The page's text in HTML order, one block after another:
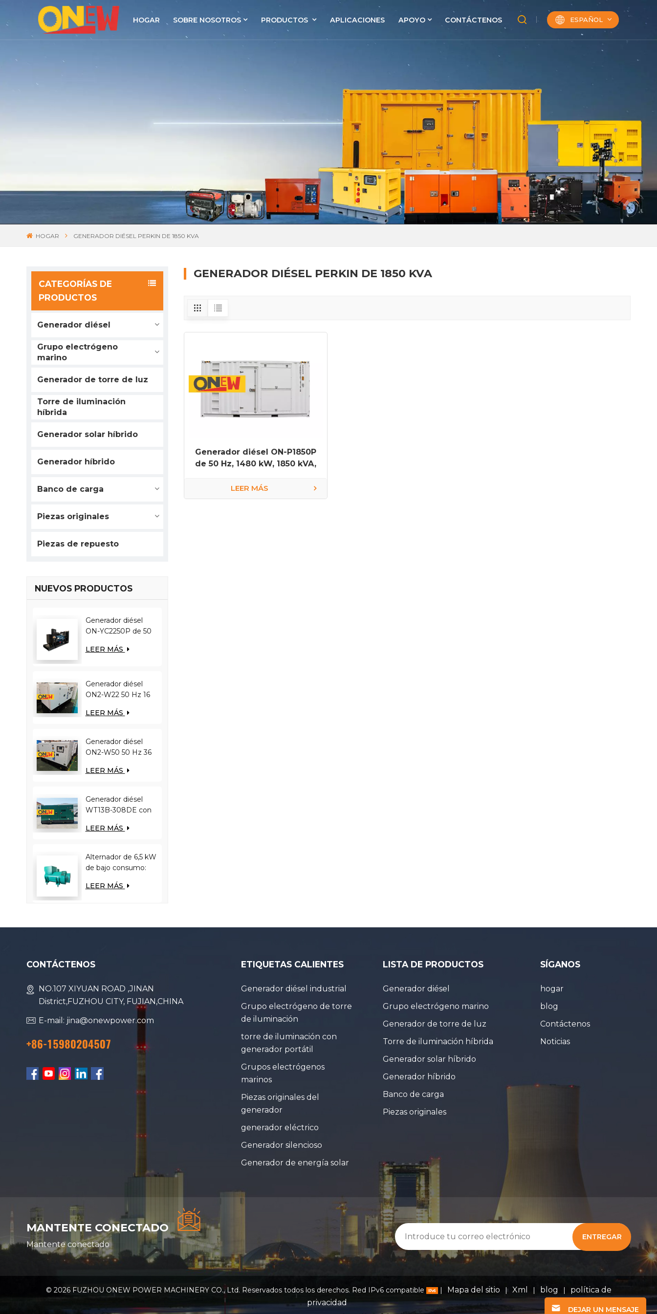
HOGAR SOBRE NOSOTROS PRODUCTOS APLICACIONES APOYO CONTÁCTENOS ESPAÑOL
HOGAR GENERADOR DIÉSEL PERKIN DE 1850 KVA
CATEGORÍAS DE
PRODUCTOS
Generador diésel
Grupo electrógeno
marino
Generador de torre de luz
Torre de iluminación
híbrida
Generador solar híbrido
Generador híbrido
Banco de carga
Piezas originales
Piezas de repuesto
NUEVOS PRODUCTOS
Generador diésel
ON-YC2250P de 50
kVA con motor
LEER MÁS
Generador diésel
ON2-W22 50 Hz 16
motor RICARDO
LEER MÁS
Generador diésel
ON2-W50 50 Hz 36
motor RICARDO
LEER MÁS
Generador diésel
WT13B-308DE con
ON-W344 de 50 Hz,
LEER MÁS
Alternador de 6,5 kW
de bajo consumo:
motor y mejora el
LEER MÁS
GENERADOR DIÉSEL PERKIN DE 1850 KVA
Generador diésel ON-P1850P
de 50 Hz, 1480 kW, 1850 kVA,
4016TAG1A.
LEER MÁS
CONTÁCTENOS
NO.107 XIYUAN ROAD ,JINAN
District,FUZHOU CITY, FUJIAN,CHINA
E-mail: jina@onewpower.com
+86-15980204507
ETIQUETAS CALIENTES
Generador diésel industrial
Grupo electrógeno de torre
de iluminación
torre de iluminación con
generador portátil
Grupos electrógenos
marinos
Piezas originales del
generador
generador eléctrico
Generador silencioso
Generador de energía solar
LISTA DE PRODUCTOS
Generador diésel
Grupo electrógeno marino
Generador de torre de luz
Torre de iluminación híbrida
Generador solar híbrido
Generador híbrido
Banco de carga
Piezas originales
SÍGANOS
hogar
blog
Contáctenos
Noticias
MANTENTE CONECTADO
Mantente conectado
ENTREGAR
© 2026 FUZHOU ONEW POWER MACHINERY CO., Ltd. Reservados todos los derechos. Red IPv6 compatible | Mapa del sitio | Xml | blog |
política de
privacidad
DEJAR UN MENSAJE